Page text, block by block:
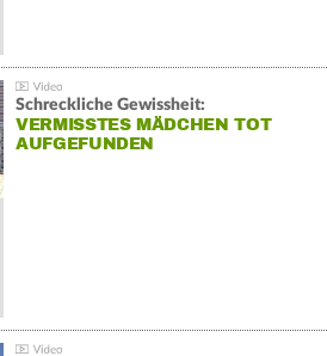
Schreckliche Gewissheit:
VERMISSTES MÄDCHEN TOT
AUFGEFUNDEN